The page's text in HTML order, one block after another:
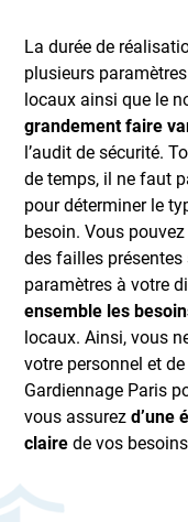
La durée de
plusieurs
locaux ainsi que le
grandement faire
l’audit de sécurité.
de temps, il ne faut
pour déterminer le
besoin. Vous
des failles
paramètres à votre
ensemble les
locaux. Ainsi, vous
votre personnel et
Gardiennage Paris
vous assurezd’une
clairede vos